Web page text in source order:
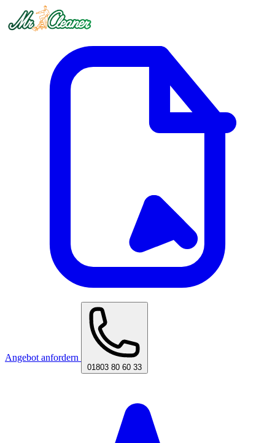
Angebot anfordern
01803 80 60 33